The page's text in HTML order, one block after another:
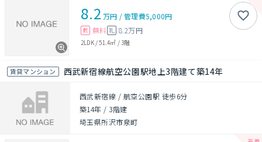
8.2 万円 /管理費5,000円
敷 無料 礼 8.2万円
2LDK/51.4㎡ /3階
賃貸マンション 西武新宿線航空公園駅地上3階建て築14年
西武新宿線 / 航空公園駅 徒歩6分
築14年 / 3階建
埼玉県所沢市泉町